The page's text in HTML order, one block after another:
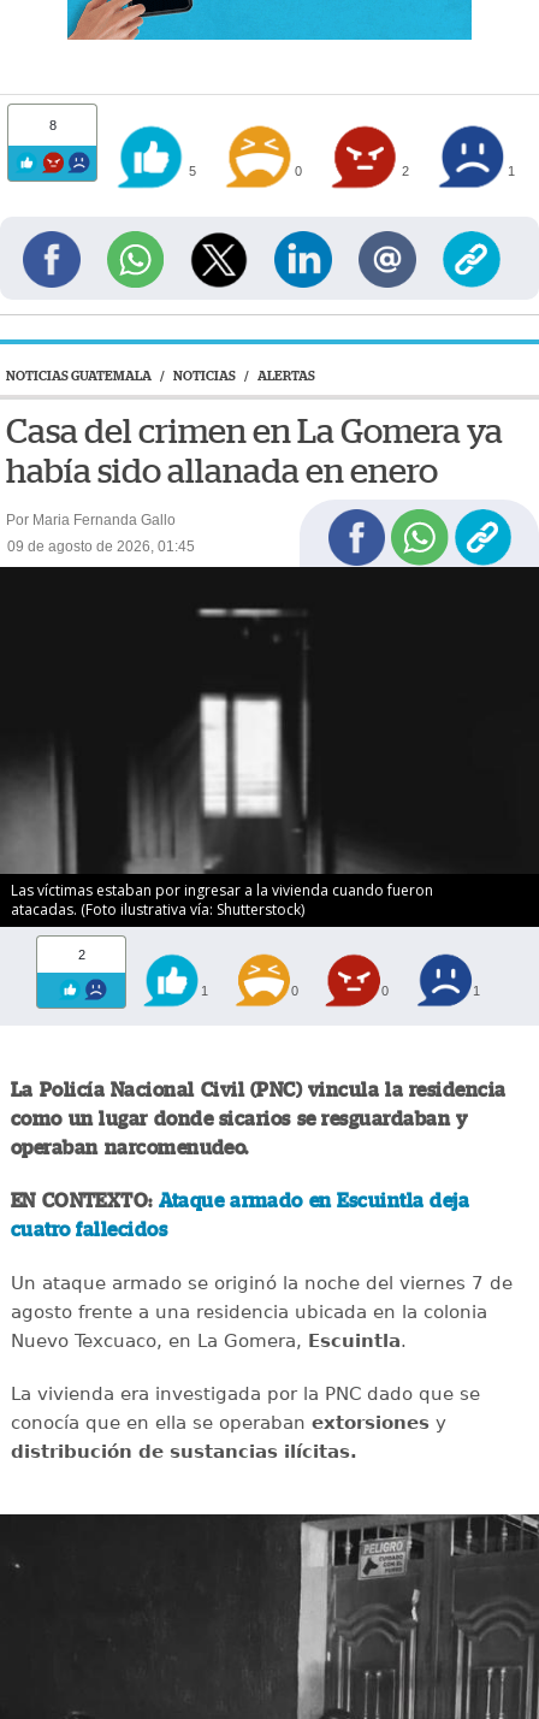
8
5 0 2 1
NOTICIAS GUATEMALA / NOTICIAS / ALERTAS
Casa del crimen en La Gomera ya
había sido allanada en enero
Por Maria Fernanda Gallo
09 de agosto de 2026, 01:45
Las víctimas estaban por ingresar a la vivienda cuando fueron
atacadas. (Foto ilustrativa vía: Shutterstock)
2
1 0 0 1
La Policía Nacional Civil (PNC) vincula la residencia
como un lugar donde sicarios se resguardaban y
operaban narcomenudeo.
EN CONTEXTO: Ataque armado en Escuintla deja
cuatro fallecidos
Un ataque armado se originó la noche del viernes 7 de
agosto frente a una residencia ubicada en la colonia
Nuevo Texcuaco, en La Gomera, Escuintla.
La vivienda era investigada por la PNC dado que se
conocía que en ella se operaban extorsionesy
distribución de sustancias ilícitas.